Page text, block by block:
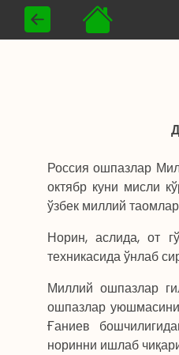
Россия ошпазлар
октябр куни мисли
ўзбек миллий
Норин, аслида, от
техникасида ўнлаб
Миллий ошпазлар
ошпазлар
Ғаниев
норинни ишлаб